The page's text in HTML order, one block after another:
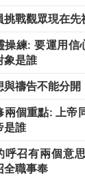
挑戰觀眾現在先
操練: 要運用信
象是誰
與禱告不能分開
兩個重點: 上帝
是誰
呼召有兩個意
全職事奉